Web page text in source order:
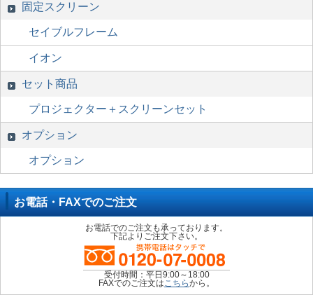
固定スクリーン
セイブルフレーム
イオン
セット商品
プロジェクター＋スクリーンセット
オプション
オプション
お電話・FAXでのご注文
お電話でのご注文も承っております。
下記よりご注文下さい。
受付時間：平日9:00～18:00
FAXでのご注文はこちらから。